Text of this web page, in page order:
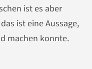
ist es aber
ist eine Aussage,
machen konnte.